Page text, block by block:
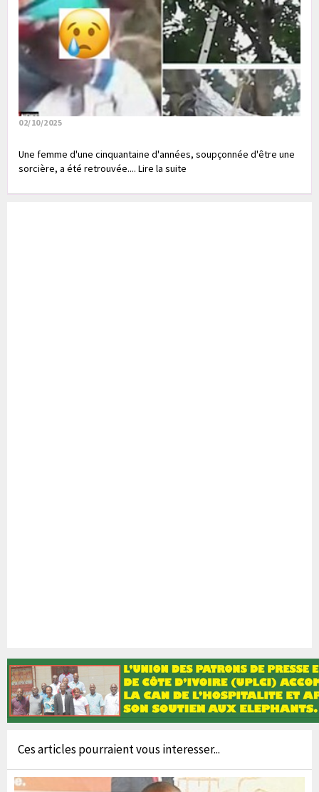
02/10/2025
Une femme d'une cinquantaine d'années, soupçonnée d'être une
sorcière, a été retrouvée.... Lire la suite
Ces articles pourraient vous interesser...